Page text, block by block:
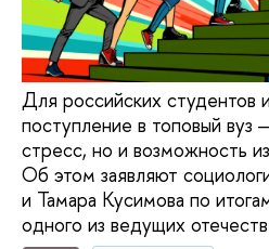
Для российских студентов
поступление в топовый вуз
стресс, но и возможность
Об этом заявляют
и Тамара Кусимова по
одного из ведущих